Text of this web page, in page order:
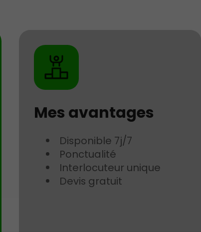
Mes avantages
Disponible 7j/7
Ponctualité
Interlocuteur unique
Devis gratuit